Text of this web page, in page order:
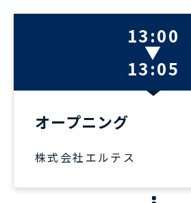
13:00
▼
13:05
オープニング
株式会社エルテス